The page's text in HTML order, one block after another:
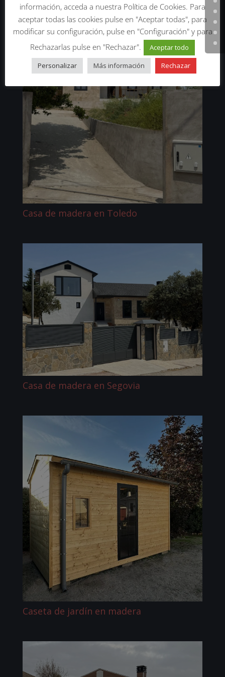
Casa de madera en Toledo
Casa de madera en Segovia
Caseta de jardín en madera
información, acceda a nuestra Política de Cookies. Para
aceptar todas las cookies pulse en "Aceptar todas", para
modificar su configuración, pulse en "Configuración" y para
Rechazarlas pulse en "Rechazar".
Aceptar todo
Personalizar
Más información Rechazar